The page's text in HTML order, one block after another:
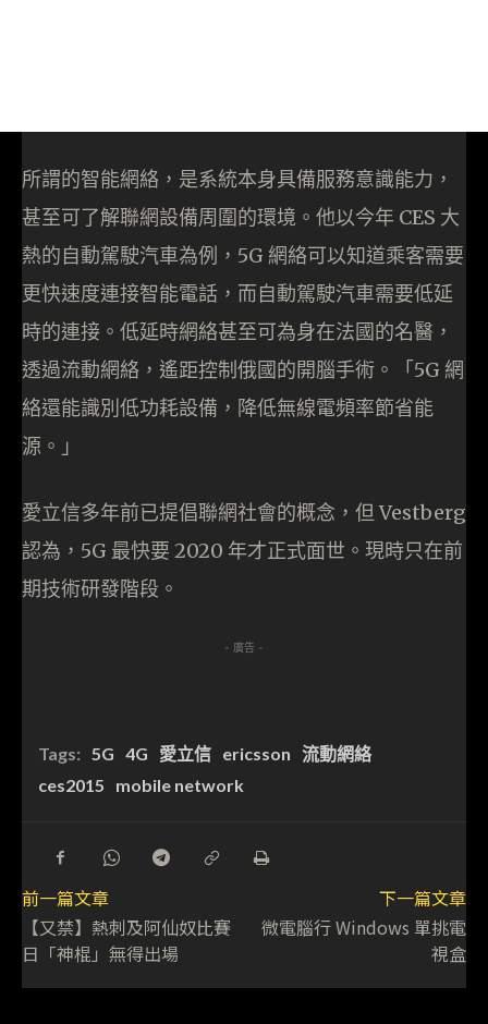
所謂的智能網絡，是系統本身具備服務意識能力，
甚至可了解聯網設備周圍的環境。他以今年 CES 大
熱的自動駕駛汽車為例，5G 網絡可以知道乘客需要
更快速度連接智能電話，而自動駕駛汽車需要低延
時的連接。低延時網絡甚至可為身在法國的名醫，
透過流動網絡，遙距控制俄國的開腦手術。「5G 網
絡還能識別低功耗設備，降低無線電頻率節省能
源。」
愛立信多年前已提倡聯網社會的概念，但 Vestberg
認為，5G 最快要 2020 年才正式面世。現時只在前
期技術研發階段。
- 廣告 -
Tags: 5G 4G 愛立信 ericsson 流動網絡
ces2015
mobile network
前一篇文章
【又禁】熱刺及阿仙奴比賽
日「神棍」無得出場
下一篇文章
微電腦行 Windows 單挑電
視盒